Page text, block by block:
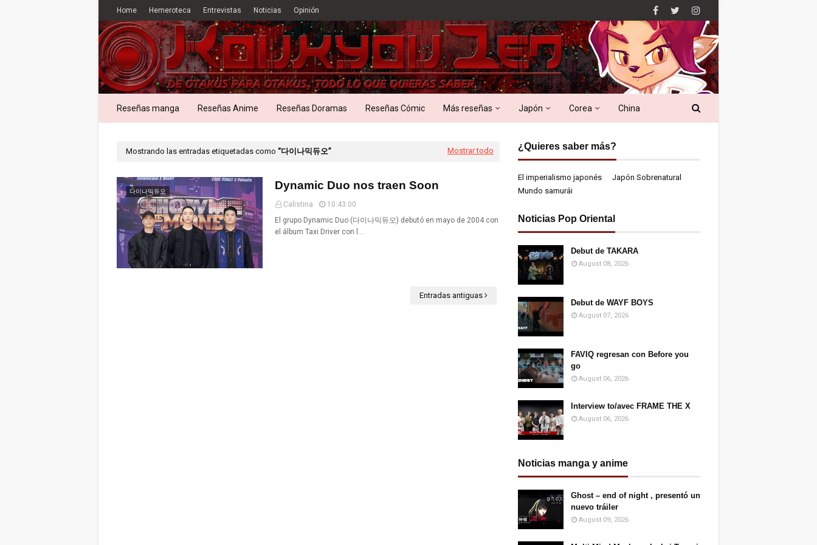
Home Hemeroteca Entrevistas Noticias Opinión
Reseñas manga Reseñas Anime Reseñas Doramas Reseñas Cómic Más reseñas Japón Corea China
Mostrando las entradas etiquetadas como 다이나믹듀오 Mostrar todo
다이나믹듀오 Dynamic Duo nos traen Soon
Calistina
10:43:00
El grupo Dynamic Duo (다이나믹듀오) debutó en mayo de 2004 con
el álbum Taxi Driver con l…
Entradas antiguas
¿Quieres saber más?
El imperialismo japonés
Japón Sobrenatural
Mundo samurái
Noticias Pop Oriental
Debut de TAKARA
August 08, 2026
Debut de WAYF BOYS
August 07, 2026
FAVIQ regresan con Before you
go
August 06, 2026
Interview to/avec FRAME THE X
August 06, 2026
Noticias manga y anime
Ghost – end of night , presentó un
nuevo tráiler
August 09, 2026